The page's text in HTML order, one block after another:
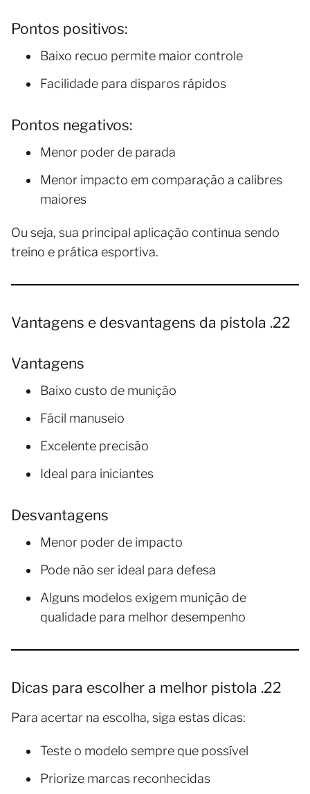
Pontos positivos:
Baixo recuo permite maior controle
Facilidade para disparos rápidos
Pontos negativos:
Menor poder de parada
Menor impacto em comparação a calibres
maiores
Ou seja, sua principal aplicação continua sendo
treino e prática esportiva.
Vantagens e desvantagens da pistola .22
Vantagens
Baixo custo de munição
Fácil manuseio
Excelente precisão
Ideal para iniciantes
Desvantagens
Menor poder de impacto
Pode não ser ideal para defesa
Alguns modelos exigem munição de
qualidade para melhor desempenho
Dicas para escolher a melhor pistola .22
Para acertar na escolha, siga estas dicas:
Teste o modelo sempre que possível
Priorize marcas reconhecidas